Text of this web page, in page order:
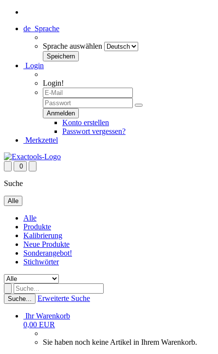
de Sprache
Sprache auswählen
Login
Login!
Konto erstellen
Passwort vergessen?
Merkzettel
0
Suche
Alle
Alle
Produkte
Kalibrierung
Neue Produkte
Sonderangebot!
Stichwörter
Suche... Erweiterte Suche
Ihr Warenkorb
0,00 EUR
Sie haben noch keine Artikel in Ihrem Warenkorb.